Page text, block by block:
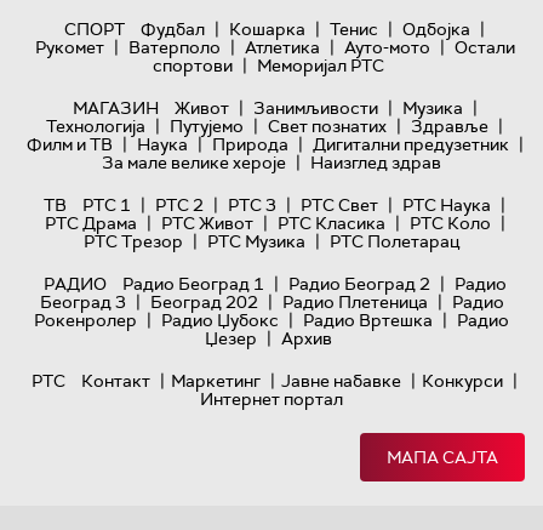
СПОРТ
Фудбал | Кошарка | Тенис | Одбојка |
Рукомет | Ватерполо | Атлетика | Ауто-мото | Остали
спортови | Меморијал РТС
МАГАЗИН
Живот | Занимљивости | Музика |
Технологијa | Путујемо | Свет познатих | Здравље |
Филм и ТВ | Наука | Природа | Дигитални предузетник |
За мале велике хероје | Наизглед здрав
ТВ
РТС 1 | РТС 2 | РТС 3 | РТС Свет | РТС Наука |
РТС Драма | РТС Живот | РТС Класика | РТС Коло |
РТС Трезор | РТС Музика | РТС Полетарац
РАДИО
Радио Београд 1 | Радио Београд 2 | Радио
Београд 3 | Београд 202 | Радио Плетеница | Радио
Рокенролер | Радио Џубокс | Радио Вртешка | Радио
Џезер | Архив
РТС
Контакт | Маркетинг | Јавне набавке | Конкурси |
Интернет портал
МАПА САЈТА